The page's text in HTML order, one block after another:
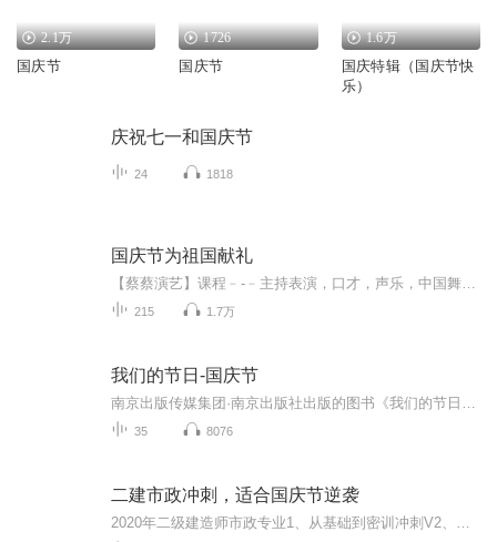
2.1万
国庆节
1726
国庆节
1.6万
国庆特辑（国庆节快
乐）
庆祝七一和国庆节
24 1818
国庆节为祖国献礼
215 1.7万
我们的节日-国庆节
35 8076
二建市政冲刺，适合国庆节逆袭